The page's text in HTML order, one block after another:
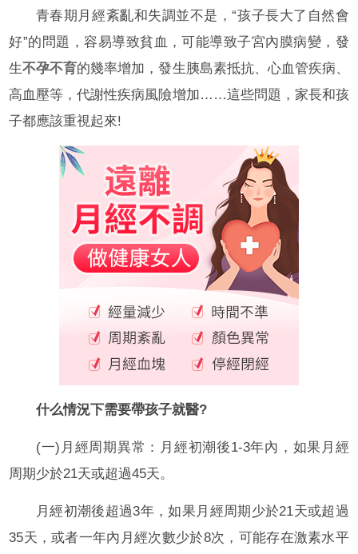
青春期月經紊亂和失調並不是，“孩子長大了自然會
好”的問題，容易導致貧血，可能導致子宮內膜病變，發
生不孕不育的幾率增加，發生胰島素抵抗、心血管疾病、
高血壓等，代謝性疾病風險增加……這些問題，家長和孩
子都應該重視起來!
什么情況下需要帶孩子就醫?
(一)月經周期異常：月經初潮後1-3年內，如果月經
周期少於21天或超過45天。
月經初潮後超過3年，如果月經周期少於21天或超過
35天，或者一年內月經次數少於8次，可能存在激素水平